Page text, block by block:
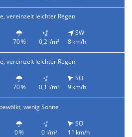
vereinzelt leichter Regen
70 % 0,2 l/m²
SW
8 km/h
vereinzelt leichter Regen
70 % 0,1 l/m²
SO
9 km/h
wenig Sonne
0 % 0 l/m²
SO
11 km/h